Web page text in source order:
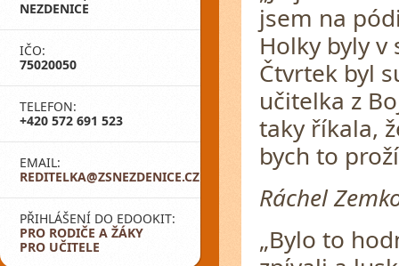
jsem na
Holky byly
Čtvrtek byl
učitelka z
taky říkala,
bych to
Ráchel
„Bylo to
NEZDENICE
IČO:
75020050
TELEFON:
+420 572 691 523
EMAIL:
REDITELKA@ZSNEZDENICE.CZ
PŘIHLÁŠENÍ DO EDOOKIT:
PRO RODIČE A ŽÁKY
PRO UČITELE